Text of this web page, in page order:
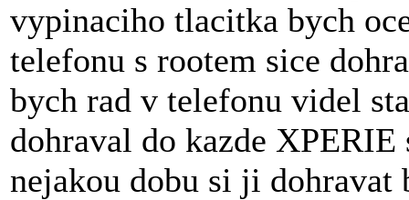
vypinaciho tlacitka bych
telefonu s rootem sice
bych rad v telefonu videl
dohraval do kazde
nejakou dobu si ji dohravat